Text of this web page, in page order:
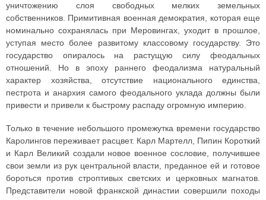
уничтожению слоя свободных мелких земельных
собственников. Примитивная военная демократия, которая еще
номинально сохранялась при Меровингах, уходит в прошлое,
уступая место более развитому классовому государству. Это
государство опиралось на растущую силу феодальных
отношений. Но в эпоху раннего феодализма натуральный
характер хозяйства, отсутствие национального единства,
пестрота и анархия самого феодального уклада должны были
привести и привели к быстрому распаду огромную империю.
Только в течение небольшого промежутка времени государство
Каролингов переживает расцвет. Карл Мартелл, Пипин Короткий
и Карл Великий создали новое военное сословие, получившее
свои земли из рук центральной власти, преданное ей и готовое
бороться против строптивых светских и церковных магнатов.
Представители новой франкской династии совершили походы